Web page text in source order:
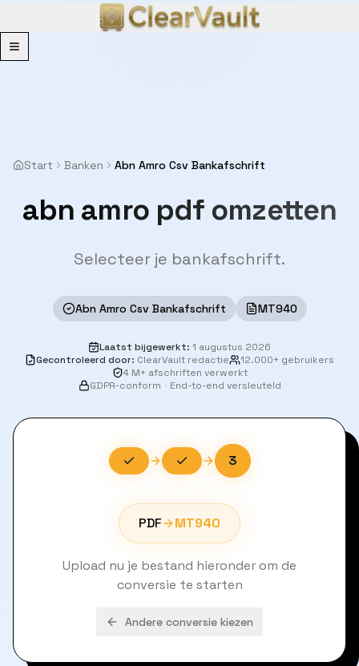
Menu
Start Banken Abn Amro Csv Bankafschrift
abn amro pdf omzetten
Selecteer je bankafschrift.
Abn Amro Csv Bankafschrift MT940
Laatst bijgewerkt: 1 augustus 2026
Gecontroleerd door: ClearVault redactie
12.000+ gebruikers
4 M+ afschriften verwerkt
GDPR-conform · End-to-end versleuteld
3
PDF MT940
Upload nu je bestand hieronder om de
conversie te starten
Andere conversie kiezen